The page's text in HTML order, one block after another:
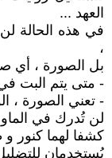
العهد ...
في هذه الحالة
،
بل الصورة ، أي
- متى يتم البت
- تعني الصورة ،
لن تُدرك في
كشفا لهما كنور و
يُستخدمان